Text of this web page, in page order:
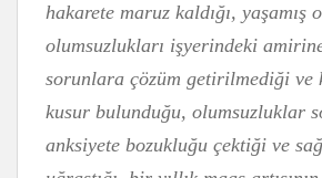
hakarete maruz kaldığı, yaşamış
olumsuzlukları işyerindeki
sorunlara çözüm getirilmediği ve
kusur bulunduğu, olumsuzluklar
anksiyete bozukluğu çektiği ve